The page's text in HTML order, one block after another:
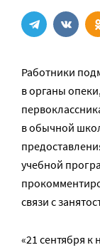
Работники
в органы
в обычной
учебной
связи с
«21 сентября